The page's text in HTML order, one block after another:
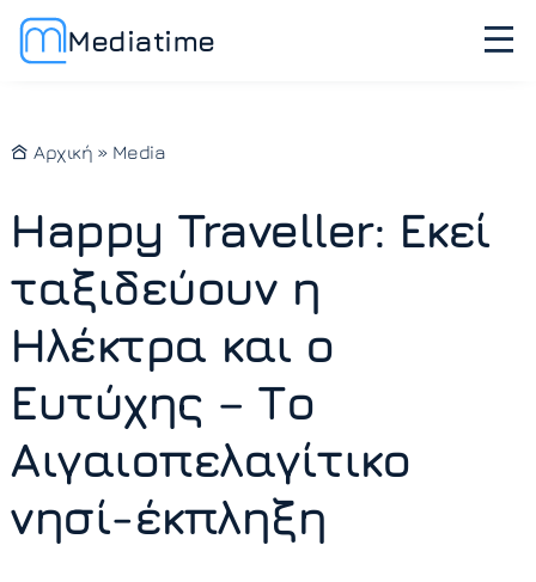
Mediatime
Αρχική » Media
Happy Traveller: Εκεί
ταξιδεύουν η
Ηλέκτρα και ο
Ευτύχης – Το
Αιγαιοπελαγίτικο
νησί-έκπληξη